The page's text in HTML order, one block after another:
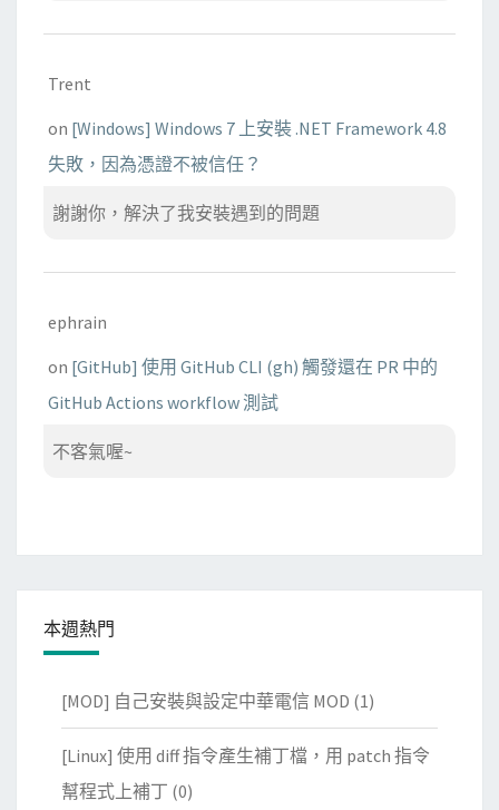
Trent
on [Windows] Windows 7 上安裝 .NET Framework 4.8
失敗，因為憑證不被信任？
謝謝你，解決了我安裝遇到的問題
ephrain
on [GitHub] 使用 GitHub CLI (gh) 觸發還在 PR 中的
GitHub Actions workflow 測試
不客氣喔~
本週熱門
[MOD] 自己安裝與設定中華電信 MOD (1)
[Linux] 使用 diff 指令產生補丁檔，用 patch 指令
幫程式上補丁 (0)